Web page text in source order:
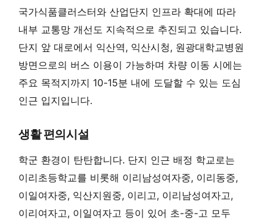
국가식품클러스터와 산업단지 인프라 확대에 따라
내부 교통망 개선도 지속적으로 추진되고 있습니다.
단지 앞 대로에서 익산역, 익산시청, 원광대학교병원
방면으로의 버스 이용이 가능하며 차량 이동 시에는
주요 목적지까지 10-15분 내에 도달할 수 있는 도심
인근 입지입니다.
생활 편의시설
학군 환경이 탄탄합니다. 단지 인근 배정 학교로는
이리초등학교를 비롯해 이리남성여자중, 이리동중,
이일여자중, 익산지원중, 이리고, 이리남성여자고,
이리여자고, 이일여자고 등이 있어 초-중-고 모두